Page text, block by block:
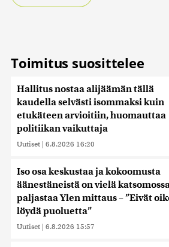
Toimitus suosittelee
Hallitus nostaa alijäämän tällä
kaudella selvästi isommaksi kuin
etukäteen arvioitiin, huomauttaa
politiikan vaikuttaja
Uutiset | 6.8.2026 16:20
Iso osa keskustaa ja kokoomusta
äänestäneistä on vielä
paljastaa Ylen mittaus – ”Eivät
löydä puoluetta”
Uutiset | 6.8.2026 15:57